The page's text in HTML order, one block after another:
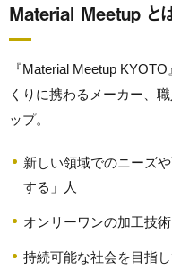
Material Meetup と
『Material Meetup
くりに携わるメーカー、
ップ。
新しい領域でのニーズ
する」人
オンリーワンの加工技
持続可能な社会を目指